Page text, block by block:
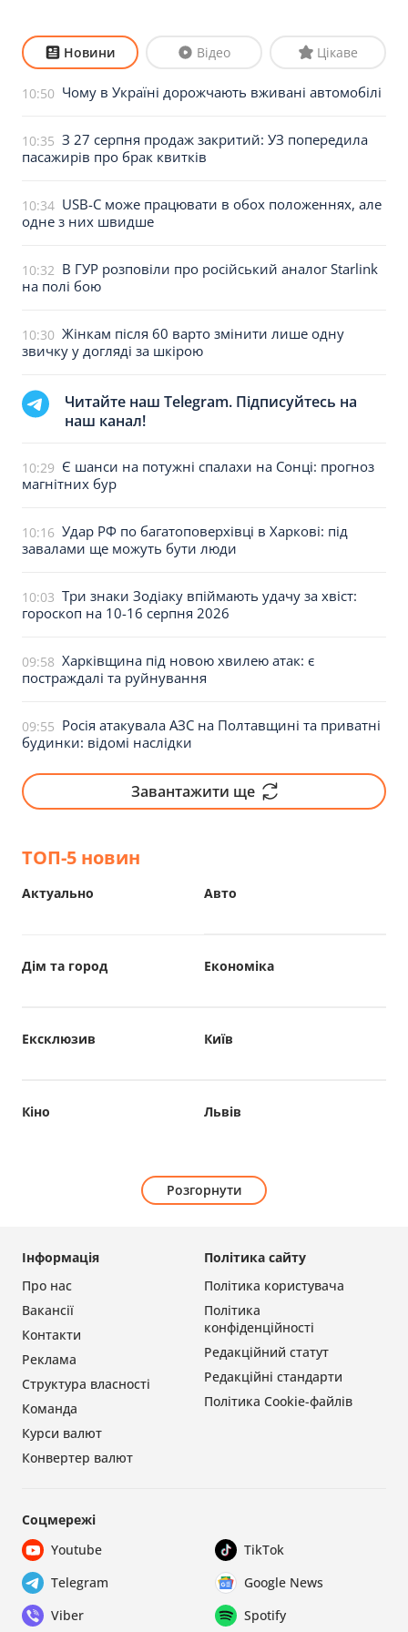
Новини Відео Цікаве
10:50 Чому в Україні дорожчають вживані автомобілі
10:35 З 27 серпня продаж закритий: УЗ попередила
пасажирів про брак квитків
10:34 USB-C може працювати в обох положеннях, але
одне з них швидше
10:32 В ГУР розповіли про російський аналог Starlink
на полі бою
10:30 Жінкам після 60 варто змінити лише одну
звичку у догляді за шкірою
Читайте наш Telegram. Підписуйтесь на
наш канал!
10:29 Є шанси на потужні спалахи на Сонці: прогноз
магнітних бур
10:16 Удар РФ по багатоповерхівці в Харкові: під
завалами ще можуть бути люди
10:03 Три знаки Зодіаку впіймають удачу за хвіст:
гороскоп на 10-16 серпня 2026
09:58 Харківщина під новою хвилею атак: є
постраждалі та руйнування
09:55 Росія атакувала АЗС на Полтавщині та приватні
будинки: відомі наслідки
Завантажити ще
ТОП-5 новин
Авто
Актуально
Дім та город Економіка
Ексклюзив Київ
Кіно Львів
Розгорнути
Політика сайту
Політика користувача
Політика
конфіденційності
Редакційний статут
Редакційні стандарти
Політика Cookie-файлів
Інформація
Про нас
Вакансії
Контакти
Реклама
Структура власності
Команда
Курси валют
Конвертер валют
Соцмережі
Youtube
TikTok
Telegram
Google News
Viber
Spotify